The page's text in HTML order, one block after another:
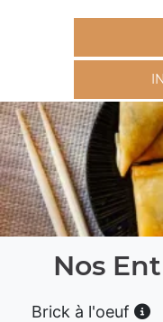
Nos
Brick à l'oeuf